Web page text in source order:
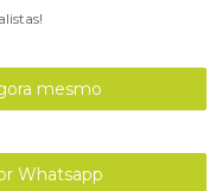
mesmo
Whatsapp